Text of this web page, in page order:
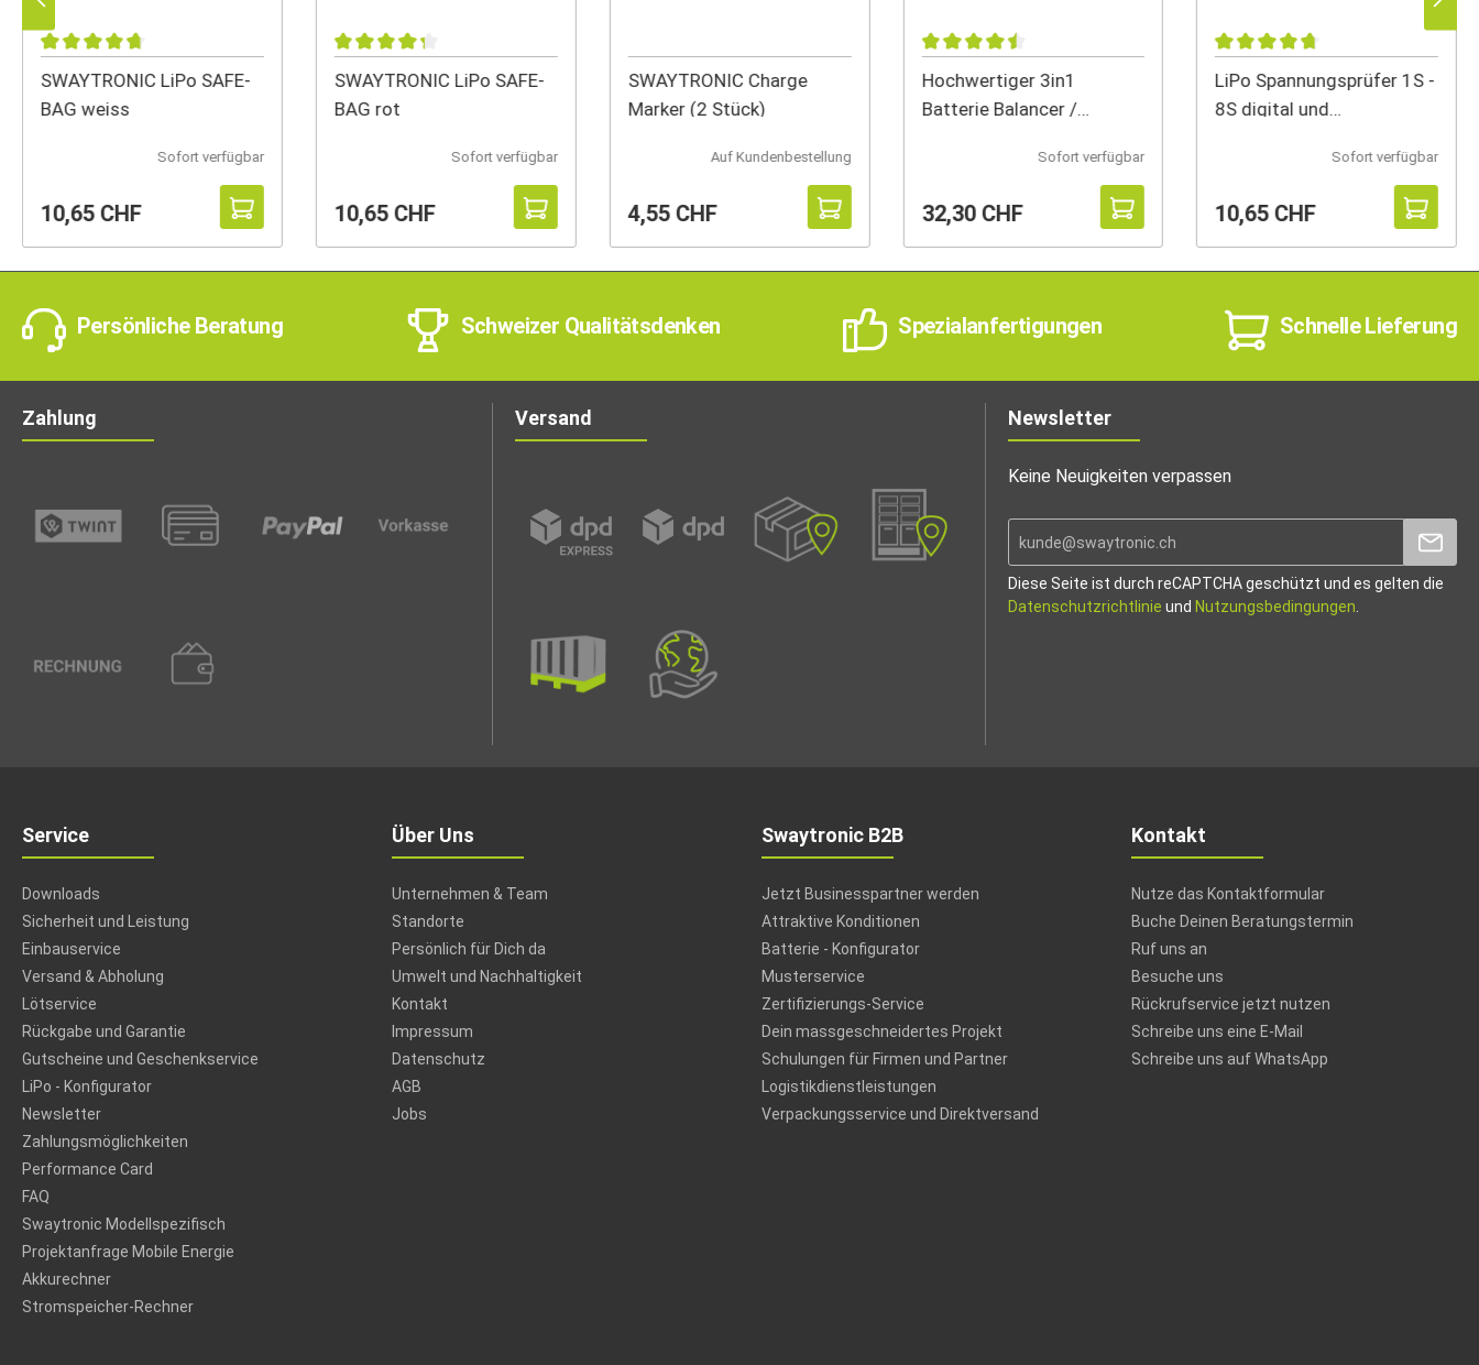
SWAYTRONIC LiPo SAFE-
BAG weiss
Sofort verfügbar
10,65 CHF
SWAYTRONIC LiPo SAFE-
BAG rot
Sofort verfügbar
10,65 CHF
SWAYTRONIC Charge
Marker (2 Stück)
Auf Kundenbestellung
4,55 CHF
Hochwertiger 3in1
Batterie Balancer /
Sofort verfügbar
32,30 CHF
LiPo Spannungsprüfer 1S -
8S digital und
Sofort verfügbar
10,65 CHF
Persönliche Beratung Schweizer Qualitätsdenken Spezialanfertigungen Schnelle Lieferung
Zahlung Versand Newsletter
Keine Neuigkeiten verpassen
Diese Seite ist durch reCAPTCHA geschützt und es gelten die
Datenschutzrichtlinie und Nutzungsbedingungen
Service
Downloads
Sicherheit und Leistung
Einbauservice
Versand & Abholung
Lötservice
Rückgabe und Garantie
Gutscheine und Geschenkservice
LiPo - Konfigurator
Newsletter
Zahlungsmöglichkeiten
Performance Card
FAQ
Swaytronic Modellspezifisch
Projektanfrage Mobile Energie
Akkurechner
Stromspeicher-Rechner
Über Uns
Unternehmen & Team
Standorte
Persönlich für Dich da
Umwelt und Nachhaltigkeit
Kontakt
Impressum
Datenschutz
AGB
Jobs
Swaytronic B2B
Jetzt Businesspartner werden
Attraktive Konditionen
Batterie - Konfigurator
Musterservice
Zertifizierungs-Service
Dein massgeschneidertes Projekt
Schulungen für Firmen und Partner
Logistikdienstleistungen
Verpackungsservice und Direktversand
Kontakt
Nutze das Kontaktformular
Buche Deinen Beratungstermin
Ruf uns an
Besuche uns
Rückrufservice jetzt nutzen
Schreibe uns eine E-Mail
Schreibe uns auf WhatsApp